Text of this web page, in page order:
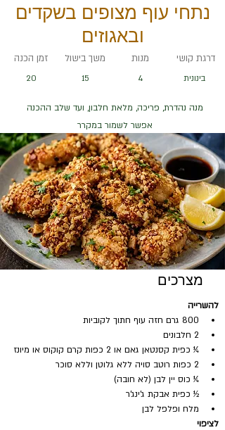
נתחי עוף מצופים בשקדים
ובאגוזים
זמן הכנה
20
משך בישול
15
מנות
4
דרגת קושי
בינונית
מנה נהדרת, פריכה, מלאת חלבון, ועד שלב ההכנה
אפשר לשמור במקרר
מצרכים
להשרייה
800 גרם חזה עוף חתוך לקוביות
2 חלבונים
¼ כפית קסנטאן גאם או 2 כפות קרם קוקוס או מיונז
2 כפות רוטב סויה ללא גלוטן וללא סוכר
¼ כוס יין לבן (לא חובה)
½ כפית אבקת ג'ינג'ר
מלח ופלפל לבן
לציפוי